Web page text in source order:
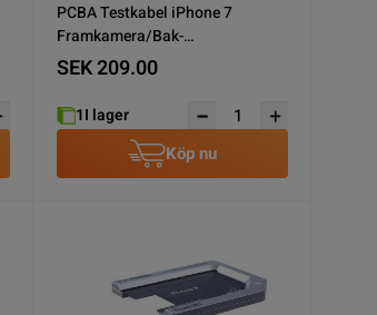
PCBA Testkabel iPhone 7
Framkamera/Bak-
Kamera/Laddkontakt/Skärm
SEK 209.00
1I lager
Köp nu